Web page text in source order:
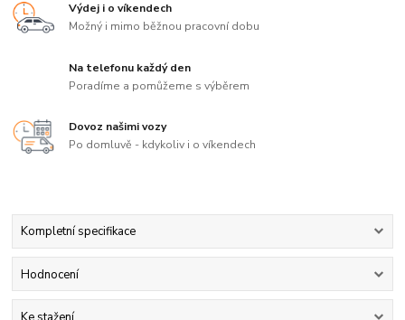
Výdej i o víkendech
Možný i mimo běžnou pracovní dobu
Na telefonu každý den
Poradíme a pomůžeme s výběrem
Dovoz našimi vozy
Po domluvě - kdykoliv i o víkendech
Kompletní specifikace
Hodnocení